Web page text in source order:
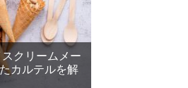
クリームメー
カルテルを解